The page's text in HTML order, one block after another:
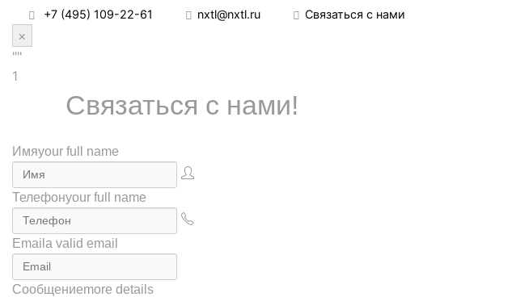
+7 (495) 109-22-61 nxtl@nxtl.ru Связаться с нами
×
""
1
Связаться с нами!
Имяyour full name
Телефонyour full name
Email a valid email
Сообщениеmore details